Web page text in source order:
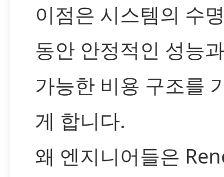
이점은 시스템의 수
동안 안정적인 성능
가능한 비용 구조를
게 합니다.
왜 엔지니어들은